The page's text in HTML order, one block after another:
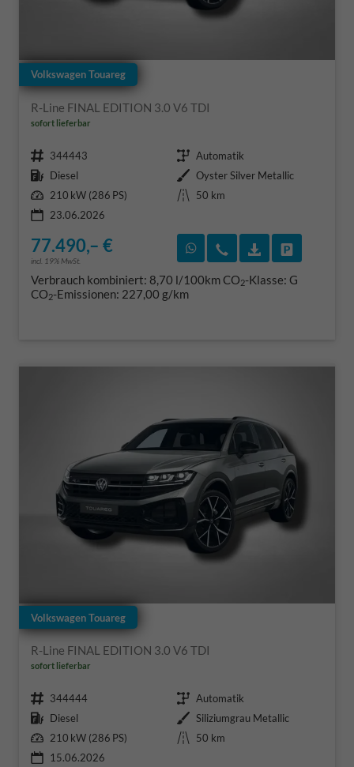
Volkswagen Touareg
R-Line FINAL EDITION 3.0 V6 TDI
sofort lieferbar
Fahrzeugnr. 344443 Getriebe Automatik
Kraftstoff Diesel Außenfarbe Oyster Silver Metallic
Leistung 210 kW (286 PS) Kilometerstand
50 km
23.06.2026
77.490,– €
incl. 19% MwSt.
Rückruf vereinbaren
Wir rufen Sie an
Verbrauch kombiniert: 8,70 l/100kmCO2-Klasse: G
CO2-Emissionen: 227,00 g/km
Volkswagen Touareg
R-Line FINAL EDITION 3.0 V6 TDI
sofort lieferbar
Fahrzeugnr. 344444 Getriebe Automatik
Kraftstoff Diesel Außenfarbe Siliziumgrau Metallic
Leistung 210 kW (286 PS) Kilometerstand
50 km
15.06.2026